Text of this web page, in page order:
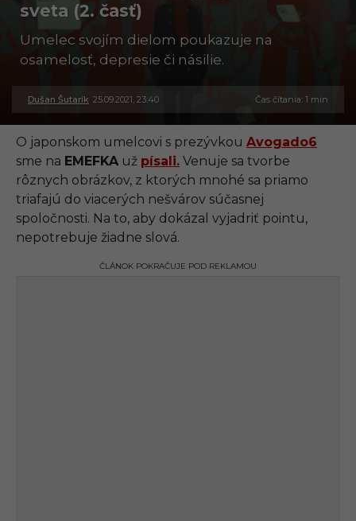
sveta (2. časť)
Umelec svojím dielom poukazuje na
osamelosť, depresie či násilie.
Dušan Šutarík 25.09.2021, 23:40
2
.
1
.
2
2
1
0
Čas čítania: 1 min
O japonskom umelcovi s prezývkou Avogado6
sme na EMEFKA už písali. Venuje sa tvorbe
rôznych obrázkov, z ktorých mnohé sa priamo
triafajú do viacerých nešvárov súčasnej
spoločnosti. Na to, aby dokázal vyjadriť pointu,
nepotrebuje žiadne slová.
ČLÁNOK POKRAČUJE POD REKLAMOU